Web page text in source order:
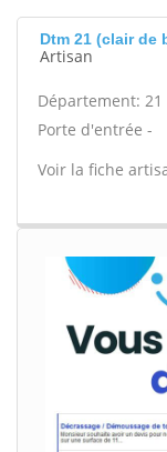
Dtm 21 (clair de
Artisan
Département: 21
Porte d'entrée -
Voir la fiche